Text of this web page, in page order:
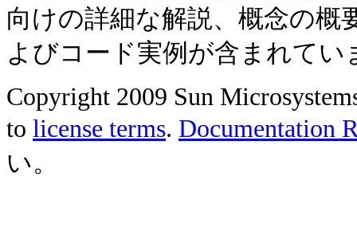
向けの詳細な解説、概念の概
よびコード実例が含まれてい
Copyright 2009 Sun
to license terms. Documentation
い。